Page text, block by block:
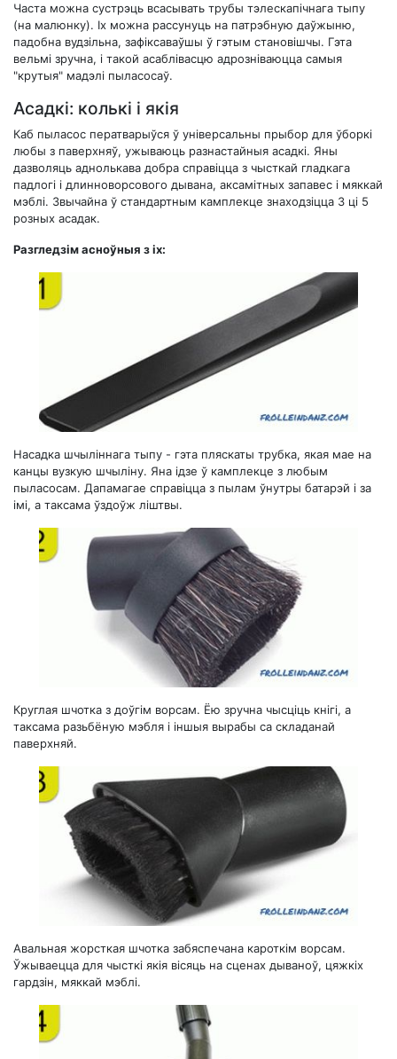
Часта можна сустрэць всасывать трубы тэлескапічнага тыпу
(на малюнку). Іх можна рассунуць на патрэбную даўжыню,
падобна вудзільна, зафіксаваўшы ў гэтым становішчы. Гэта
вельмі зручна, і такой асаблівасцю адрозніваюцца самыя
"крутыя" мадэлі пыласосаў.
Асадкі: колькі і якія
Каб пыласос ператварыўся ў універсальны прыбор для ўборкі
любы з паверхняў, ужываюць разнастайныя асадкі. Яны
дазволяць аднолькава добра справіцца з чысткай гладкага
падлогі і длинноворсового дывана, аксамітных запавес і мяккай
мэблі. Звычайна ў стандартным камплекце знаходзіцца 3 ці 5
розных асадак.
Разгледзім асноўныя з іх:
Насадка шчыліннага тыпу - гэта пляскаты трубка, якая мае на
канцы вузкую шчыліну. Яна ідзе ў камплекце з любым
пыласосам. Дапамагае справіцца з пылам ўнутры батарэй і за
імі, а таксама ўздоўж ліштвы.
Круглая шчотка з доўгім ворсам. Ёю зручна чысціць кнігі, а
таксама разьбёную мэбля і іншыя вырабы са складанай
паверхняй.
Авальная жорсткая шчотка забяспечана кароткім ворсам.
Ўжываецца для чысткі якія вісяць на сценах дываноў, цяжкіх
гардзін, мяккай мэблі.